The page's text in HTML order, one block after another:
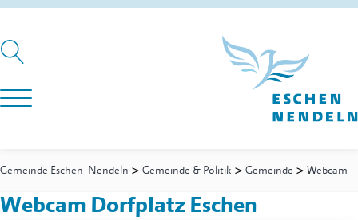
Gemeinde Eschen-Nendeln > Gemeinde & Politik > Gemeinde > Webcam
Webcam Dorfplatz Eschen